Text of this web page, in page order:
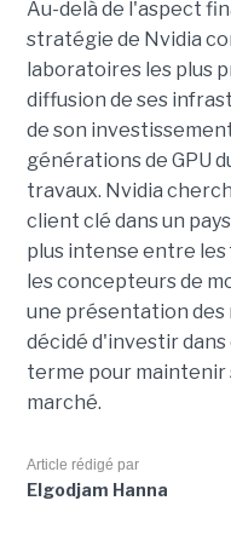
Au-delà de l'aspect
stratégie de Nvidia
laboratoires les plus
diffusion de ses
de son
générations de GPU
travaux. Nvidia
client clé dans un
plus intense entre
les concepteurs de
une présentation des
décidé d'investir dans
terme pour maintenir
marché.
Article rédigé par
Elgodjam Hanna